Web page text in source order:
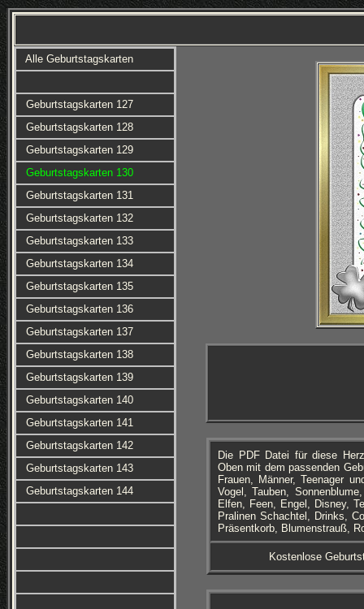
Alle Geburtstagskarten
Geburtstagskarten 127
Geburtstagskarten 128
Geburtstagskarten 129
Geburtstagskarten 130
Geburtstagskarten 131
Geburtstagskarten 132
Geburtstagskarten 133
Geburtstagskarten 134
Geburtstagskarten 135
Geburtstagskarten 136
Geburtstagskarten 137
Geburtstagskarten 138
Geburtstagskarten 139
Geburtstagskarten 140
Geburtstagskarten 141
Geburtstagskarten 142
Geburtstagskarten 143
Geburtstagskarten 144
Die PDF Datei für diese
Oben mit dem passenden
Frauen, Männer, Teenager
Vogel, Tauben,
Elfen, Feen, Engel, Disney,
Pralinen Schachtel, Drinks,
Präsentkorb, Blumenstrauß,
Kostenlose